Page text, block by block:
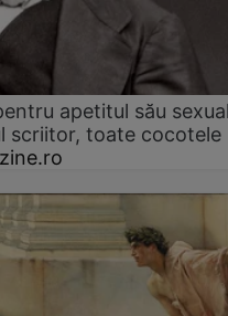
apetitul său
scriitor, toate cocotele